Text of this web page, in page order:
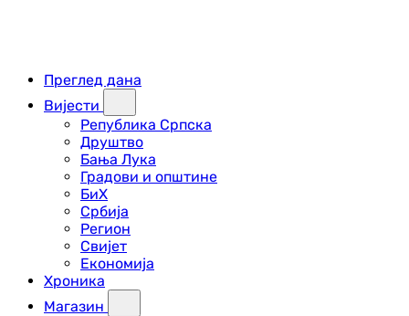
Преглед дана
Вијести
Република Српска
Друштво
Бања Лука
Градови и општине
БиХ
Србија
Регион
Свијет
Економија
Хроника
Магазин